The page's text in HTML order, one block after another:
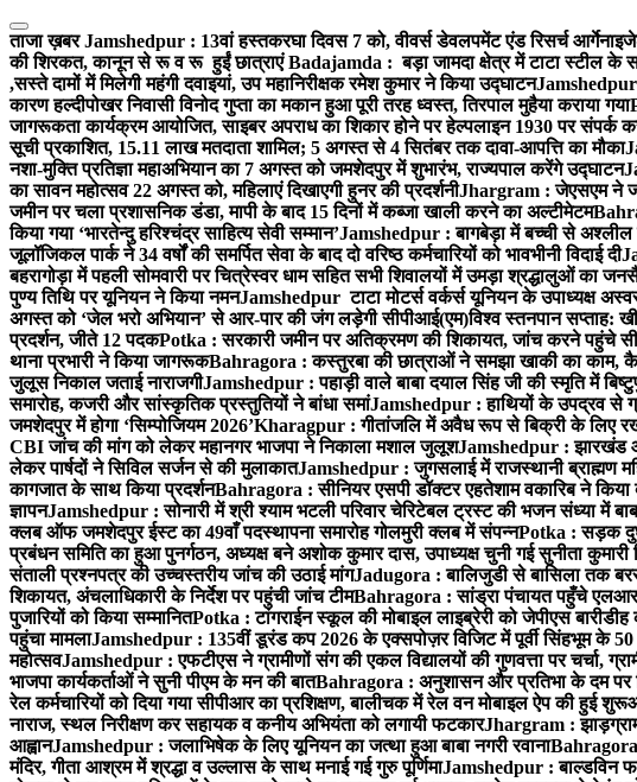
Skip
to
content
ताजा ख़बरJamshedpur : 13वां हस्तकरघा दिवस 7 को, वीवर्स डेवलपमेंट एंड रिसर्च
की शिरकत, कानून से रू व रू हुईं छात्राएंBadajamda : बड़ा जामदा क्षेत्र में टाटा स्टील के
,सस्ते दामों में मिलेगी महंगी दवाइयां, उप महानिरीक्षक रमेश कुमार ने किया उद्घाटन
कारण हल्दीपोखर निवासी विनोद गुप्ता का मकान हुआ पूरी तरह ध्वस्त, तिरपाल मुहैया कराया गया
जागरूकता कार्यक्रम आयोजित, साइबर अपराध का शिकार होने पर हेल्पलाइन 1930 पर संपर्क
सूची प्रकाशित, 15.11 लाख मतदाता शामिल; 5 अगस्त से 4 सितंबर तक दावा-आपत्ति का मौका
नशा-मुक्ति प्रतिज्ञा महाअभियान का 7 अगस्त को जमशेदपुर में शुभारंभ, राज्यपाल करेंगे उद्घाटन
का सावन महोत्सव 22 अगस्त को, महिलाएं दिखाएगी हुनर की प्रदर्शनीJhargram : जेएसएम ने
जमीन पर चला प्रशासनिक डंडा, मापी के बाद 15 दिनों में कब्जा खाली करने का अल्टीमेटम
किया गया ‘भारतेन्दु हरिश्चंद्र साहित्य सेवी सम्मान’Jamshedpur : बागबेड़ा में बच्ची से अश्लील
जूलॉजिकल पार्क ने 34 वर्षों की समर्पित सेवा के बाद दो वरिष्ठ कर्मचारियों को भावभीनी विदाई दी
बहरागोड़ा में पहली सोमवारी पर चित्रेस्वर धाम सहित सभी शिवालयों में उमड़ा श्रद्धालुओं का
पुण्य तिथि पर यूनियन ने किया नमनJamshedpur टाटा मोटर्स वर्कर्स यूनियन के उपाध्यक्ष
अगस्त को ‘जेल भरो अभियान’ से आर-पार की जंग लड़ेगी सीपीआई(एम)विश्व स्तनपान सप्ताह:
प्रदर्शन, जीते 12 पदकPotka : सरकारी जमीन पर अतिक्रमण की शिकायत, जांच करने पहुंचे
थाना प्रभारी ने किया जागरूकBahragora : कस्तुरबा की छात्राओं ने समझा खाकी का काम,
जुलूस निकाल जताई नाराजगीJamshedpur : पहाड़ी वाले बाबा दयाल सिंह जी की स्मृति में
समारोह, कजरी और सांस्कृतिक प्रस्तुतियों ने बांधा समांJamshedpur : हाथियों के उपद्रव से
जमशेदपुर में होगा ‘सिम्पोजियम 2026’Kharagpur : गीतांजलि में अवैध रूप से बिक्री के लिए
CBI जांच की मांग को लेकर महानगर भाजपा ने निकाला मशाल जुलूशJamshedpur : झारखंड
लेकर पार्षदों ने सिविल सर्जन से की मुलाकातJamshedpur : जुगसलाई में राजस्थानी ब्राह्मण
कागजात के साथ किया प्रदर्शनBahragora : सीनियर एसपी डॉक्टर एहतेशाम वकारिब ने किया
ज्ञापनJamshedpur : सोनारी में श्री श्याम भटली परिवार चेरिटेबल ट्रस्ट की भजन संध्या में
क्लब ऑफ जमशेदपुर ईस्ट का 49वाँ पदस्थापना समारोह गोलमुरी क्लब में संपन्नPotka : सड़क
प्रबंधन समिति का हुआ पुनर्गठन, अध्यक्ष बने अशोक कुमार दास, उपाध्यक्ष चुनी गई सुनीता कुमारी
संताली प्रश्नपत्र की उच्चस्तरीय जांच की उठाई मांगJadugora : बालिजुडी से बासिला तक
शिकायत, अंचलाधिकारी के निर्देश पर पहुंची जांच टीमBahragora : सांड्रा पंचायत पहुँचे
पुजारियों को किया सम्मानितPotka : टांगराईन स्कूल की मोबाइल लाइब्रेरी को जेपीएस
पहुंचा मामलाJamshedpur : 135वीं डूरंड कप 2026 के एक्सपोज़र विजिट में पूर्वी सिंहभूम के
महोत्सवJamshedpur : एफटीएस ने ग्रामीणों संग की एकल विद्यालयों की गुणवत्ता पर चर्चा,
भाजपा कार्यकर्ताओं ने सुनी पीएम के मन की बातBahragora : अनुशासन और प्रतिभा के दम पर
रेल कर्मचारियों को दिया गया सीपीआर का प्रशिक्षण, बालीचक में रेल वन मोबाइल ऐप की हुई
नाराज, स्थल निरीक्षण कर सहायक व कनीय अभियंता को लगायी फटकारJhargram :
आह्वानJamshedpur : जलाभिषेक के लिए यूनियन का जत्था हुआ बाबा नगरी रवाना
मंदिर, गीता आश्रम में श्रद्धा व उल्लास के साथ मनाई गई गुरु पूर्णिमाJamshedpur : बाल्डविन